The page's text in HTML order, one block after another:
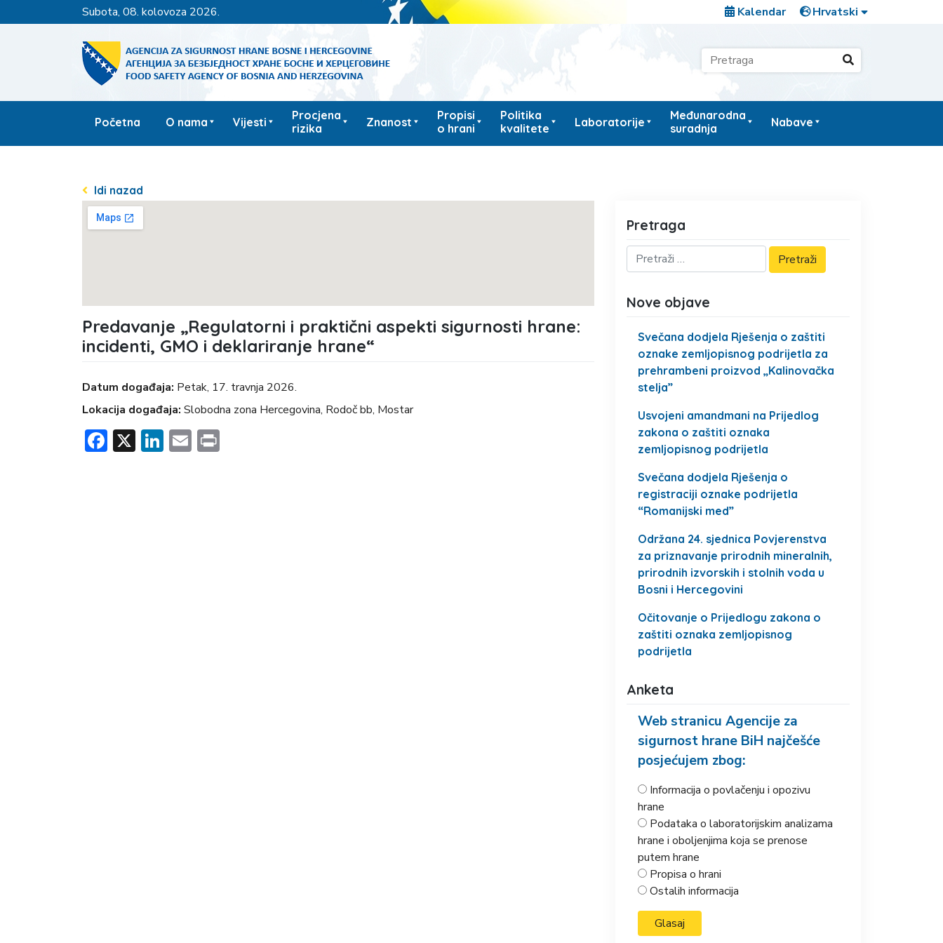
subota, 08. kolovoza 2026. Kalendar
Početna O nama Vijesti
Procjena
rizika
Znanost
Propisi
o hrani
Politika
kvalitete
Laboratorije
Međunarodna
suradnja
Nabave
Idi nazad
Predavanje „Regulatorni i praktični aspekti sigurnosti hrane:
incidenti, GMO i deklariranje hrane“
Datum događaja:
petak, 17. travnja 2026.
Lokacija događaja: Slobodna zona Hercegovina, Rodoč bb, Mostar
Facebook
X LinkedIn
Email
Pretraga
Nove objave
Svečana dodjela Rješenja o zaštiti
oznake zemljopisnog podrijetla za
prehrambeni proizvod „Kalinovačka
stelja”
Usvojeni amandmani na Prijedlog
zakona o zaštiti oznaka
zemljopisnog podrijetla
Svečana dodjela Rješenja o
registraciji oznake podrijetla
“Romanijski med”
Održana 24. sjednica Povjerenstva
za priznavanje prirodnih mineralnih,
prirodnih izvorskih i stolnih voda u
Bosni i Hercegovini
Očitovanje o Prijedlogu zakona o
zaštiti oznaka zemljopisnog
podrijetla
Anketa
Web stranicu Agencije za
sigurnost hrane BiH najčešće
posjećujem zbog:
Informacija o povlačenju i opozivu
hrane
Podataka o laboratorijskim analizama
hrane i oboljenjima koja se prenose
putem hrane
Propisa o hrani
Ostalih informacija